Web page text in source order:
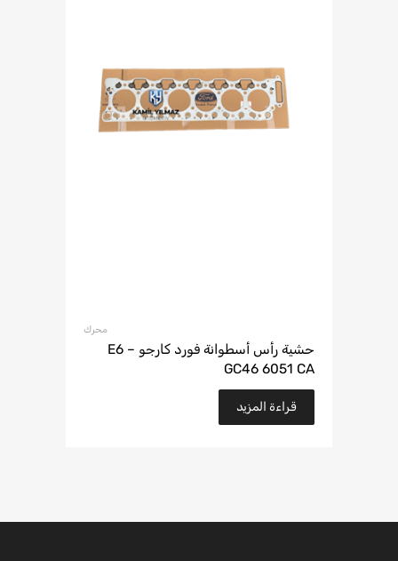
محرك
حشية رأس أسطوانة فورد كارجو E6 –
GC46 6051 CA
قراءة المزيد